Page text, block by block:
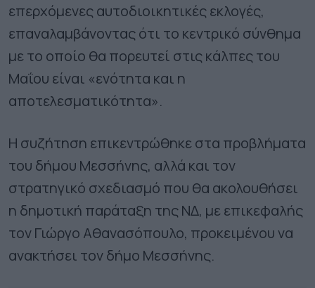
επερχόμενες αυτοδιοικητικές εκλογές,
επαναλαμβάνοντας ότι το κεντρικό σύνθημα
με το οποίο θα πορευτεί στις κάλπες του
Μαΐου είναι «ενότητα και η
αποτελεσματικότητα».
Η συζήτηση επικεντρώθηκε στα προβλήματα
του δήμου Μεσσήνης, αλλά και τον
στρατηγικό σχεδιασμό που θα ακολουθήσει
η δημοτική παράταξη της ΝΔ, με επικεφαλής
τον Γιώργο Αθανασόπουλο, προκειμένου να
ανακτήσει τον δήμο Μεσσήνης.